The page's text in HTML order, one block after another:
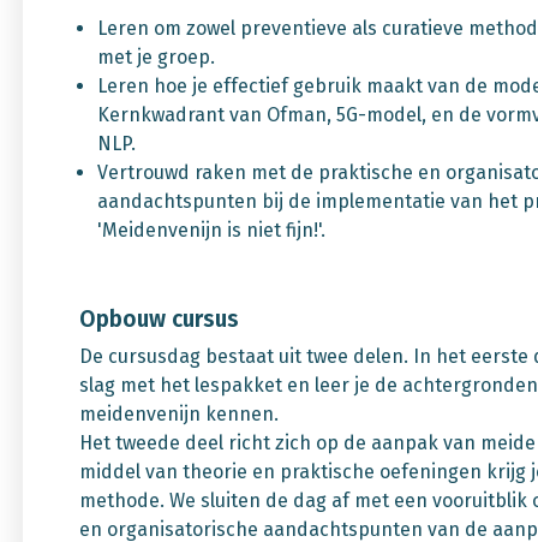
Leren om zowel preventieve als curatieve
met je groep.
Leren hoe je effectief gebruik maakt van de
Kernkwadrant van Ofman, 5G-model, en de
NLP.
Vertrouwd raken met de praktische en
aandachtspunten bij de implementatie van het
'Meidenvenijn is niet fijn!'.
Opbouw cursus
De cursusdag bestaat uit twee delen. In het eerste
slag met het lespakket en leer je de
meidenvenijn kennen.
Het tweede deel richt zich op de aanpak van
middel van theorie en praktische oefeningen krijg
methode. We sluiten de dag af met een vooruitblik
en organisatorische aandachtspunten van de